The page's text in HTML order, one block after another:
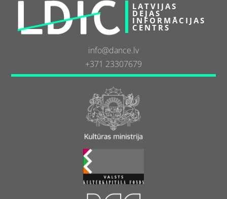
LATVIJAS
DEJAS
INFORMĀCIJAS
CENTRS
info@dance.lv
+371 23307679